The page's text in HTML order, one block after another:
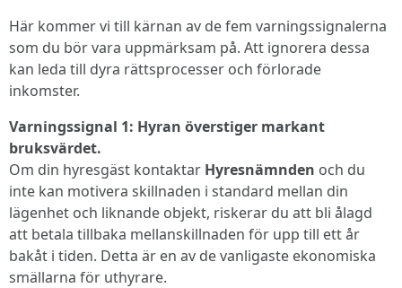
Här kommer vi till kärnan av de fem varningssignalerna
som du bör vara uppmärksam på. Att ignorera dessa
kan leda till dyra rättsprocesser och förlorade
inkomster.
Varningssignal 1: Hyran överstiger markant
bruksvärdet.
Om din hyresgäst kontaktar Hyresnämnden och du
inte kan motivera skillnaden i standard mellan din
lägenhet och liknande objekt, riskerar du att bli ålagd
att betala tillbaka mellanskillnaden för upp till ett år
bakåt i tiden. Detta är en av de vanligaste ekonomiska
smällarna för uthyrare.